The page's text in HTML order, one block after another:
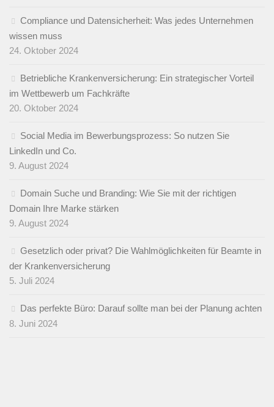
Compliance und Datensicherheit: Was jedes Unternehmen
wissen muss
24. Oktober 2024
Betriebliche Krankenversicherung: Ein strategischer Vorteil
im Wettbewerb um Fachkräfte
20. Oktober 2024
Social Media im Bewerbungsprozess: So nutzen Sie
LinkedIn und Co.
9. August 2024
Domain Suche und Branding: Wie Sie mit der richtigen
Domain Ihre Marke stärken
9. August 2024
Gesetzlich oder privat? Die Wahlmöglichkeiten für Beamte in
der Krankenversicherung
5. Juli 2024
Das perfekte Büro: Darauf sollte man bei der Planung achten
8. Juni 2024